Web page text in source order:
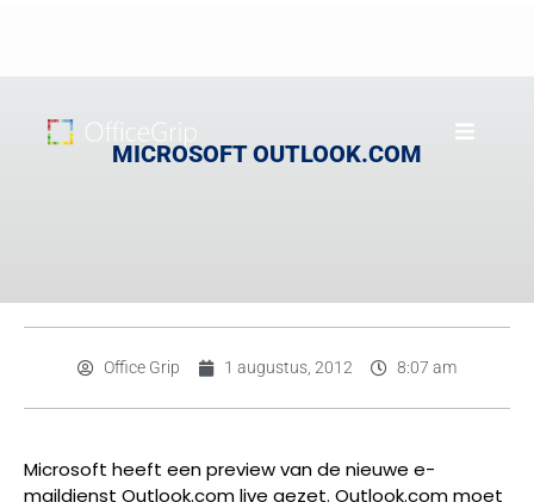
MICROSOFT OUTLOOK.COM
Office Grip 1 augustus, 2012 8:07 am
Microsoft heeft een preview van de nieuwe e-
maildienst Outlook.com live gezet. Outlook.com moet